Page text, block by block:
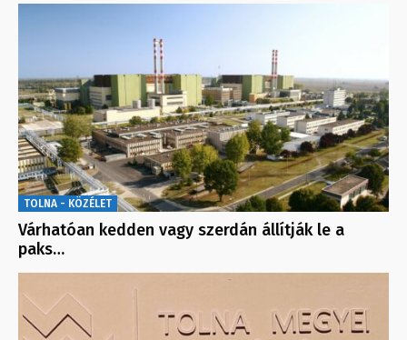
TOLNA - KÖZÉLET
Várhatóan kedden vagy szerdán állítják le a
paks…